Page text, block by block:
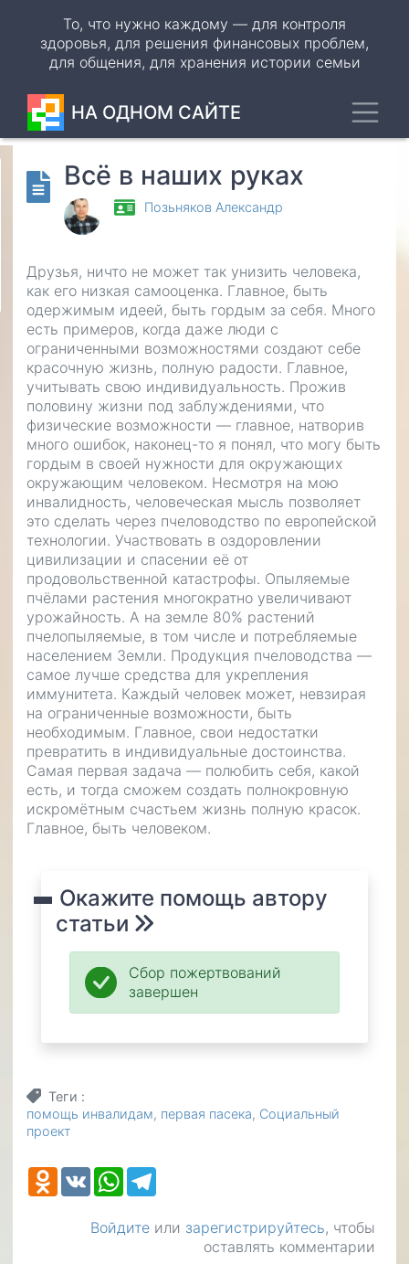
основному
содержанию
То, что нужно каждому — для контроля
здоровья, для решения финансовых проблем,
для общения, для хранения истории семьи
НА ОДНОМ САЙТЕ
Всё в наших руках
Позьняков Александр
Друзья, ничто не может так унизить человека,
как его низкая самооценка. Главное, быть
одержимым идеей, быть гордым за себя. Много
есть примеров, когда даже люди с
ограниченными возможностями создают себе
красочную жизнь, полную радости. Главное,
учитывать свою индивидуальность. Прожив
половину жизни под заблуждениями, что
физические возможности — главное, натворив
много ошибок, наконец-то я понял, что могу быть
гордым в своей нужности для окружающих
окружающим человеком. Несмотря на мою
инвалидность, человеческая мысль позволяет
это сделать через пчеловодство по европейской
технологии. Участвовать в оздоровлении
цивилизации и спасении её от
продовольственной катастрофы. Опыляемые
пчёлами растения многократно увеличивают
урожайность. А на земле 80% растений
пчелопыляемые, в том числе и потребляемые
населением Земли. Продукция пчеловодства —
самое лучше средства для укрепления
иммунитета. Каждый человек может, невзирая
на ограниченные возможности, быть
необходимым. Главное, свои недостатки
превратить в индивидуальные достоинства.
Самая первая задача — полюбить себя, какой
есть, и тогда сможем создать полнокровную
искромётным счастьем жизнь полную красок.
Главное, быть человеком.
Окажите помощь автору
статьи
Сбор пожертвований
завершен
Теги
помощь инвалидам первая пасека Социальный
проект
Odnoklassniki
VK WhatsApp
Войдите или зарегистрируйтесь, чтобы
оставлять комментарии